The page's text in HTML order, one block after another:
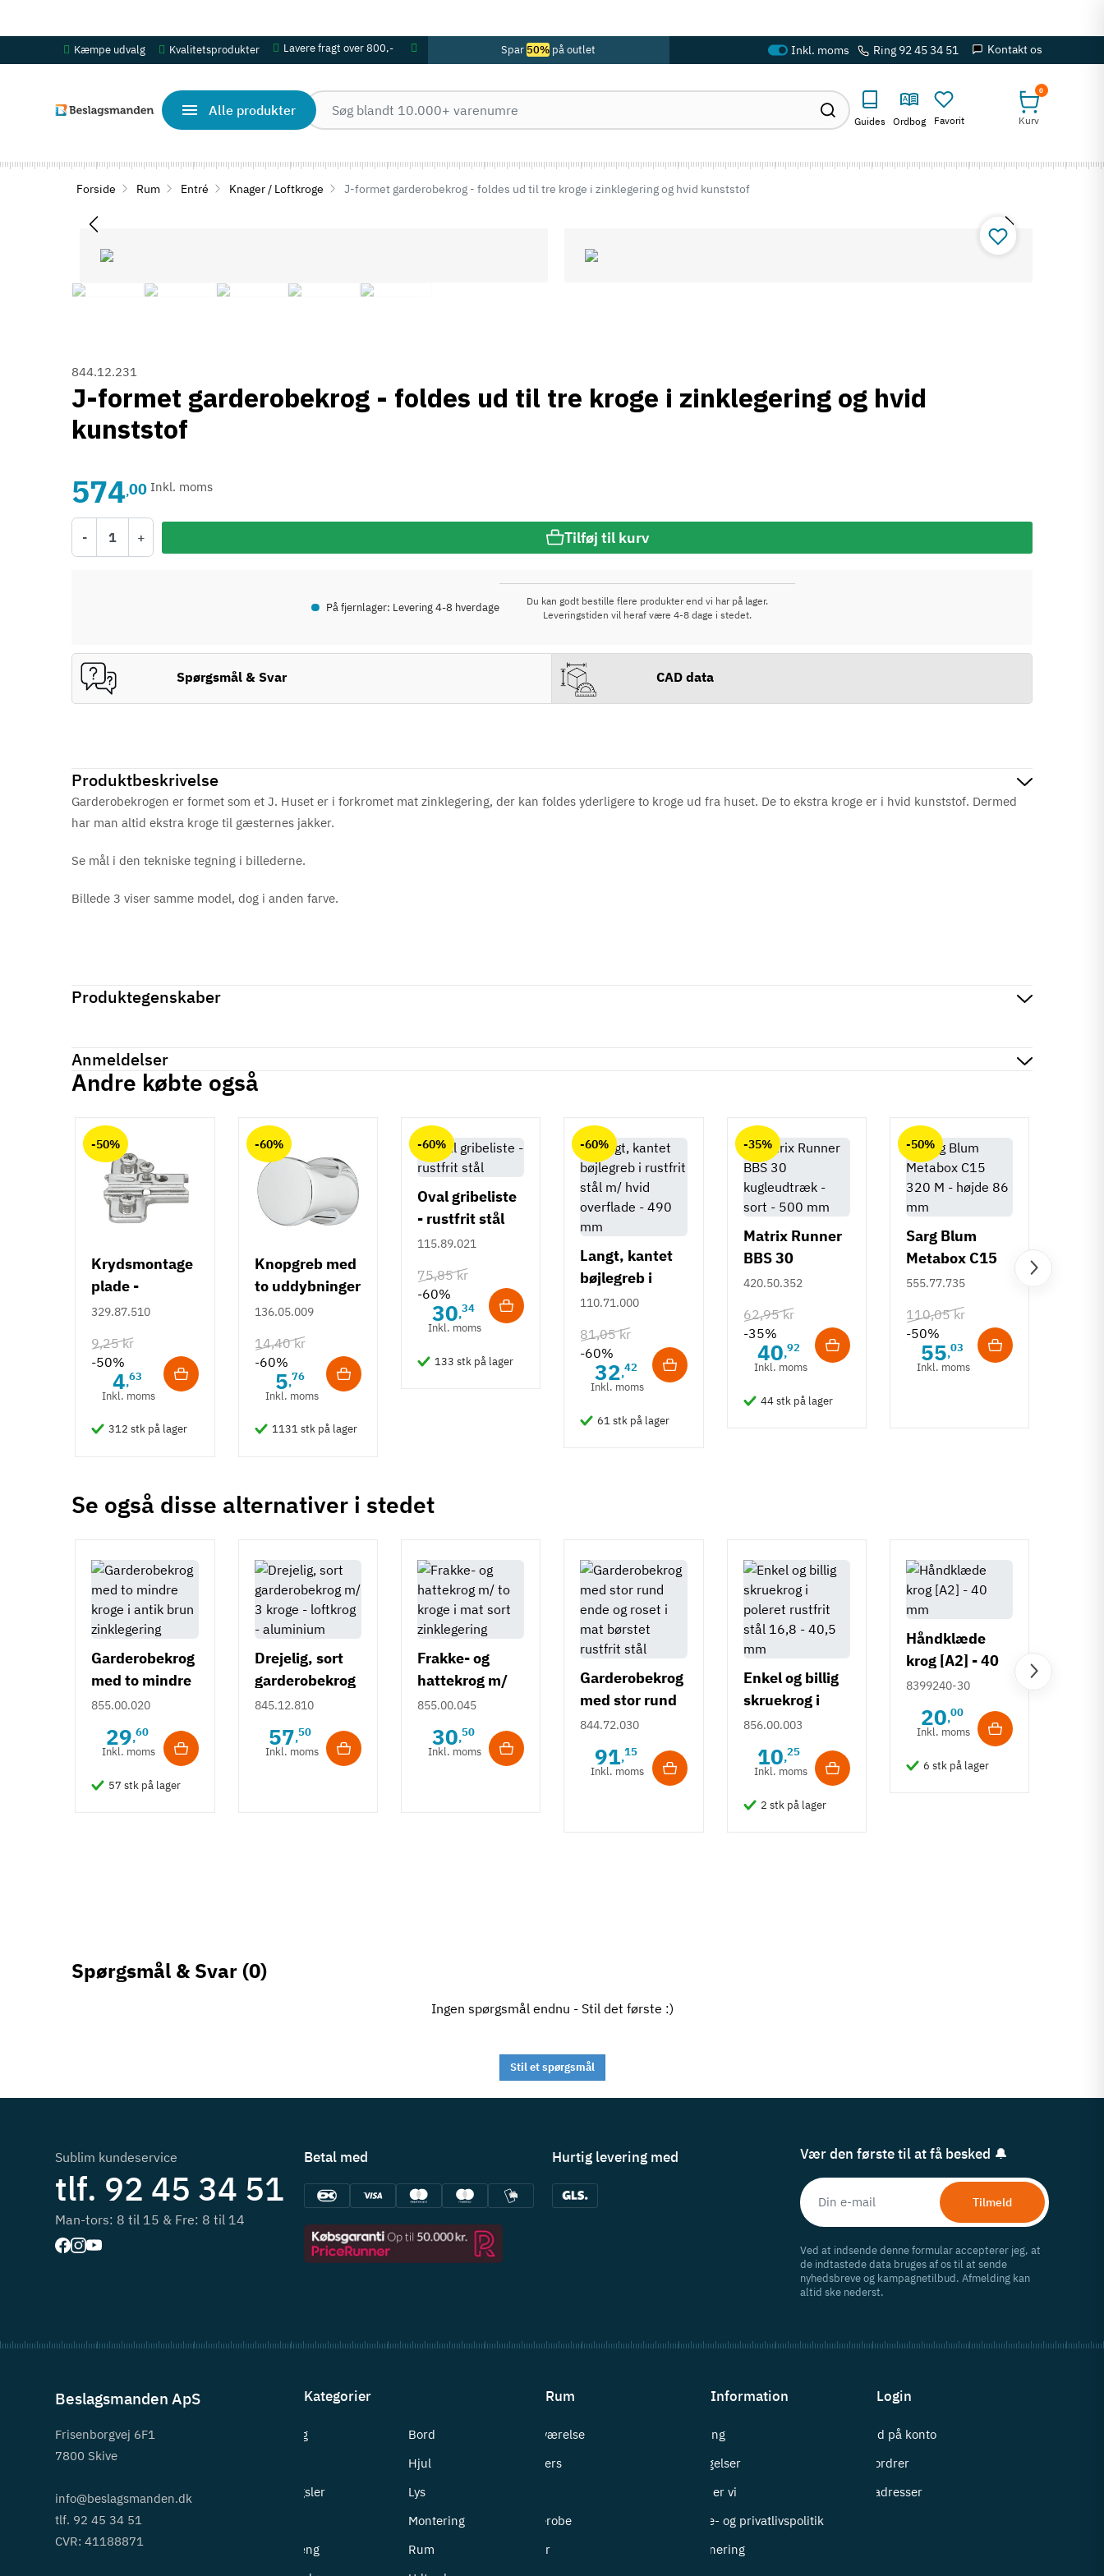
Kæmpe udvalg Kvalitetsprodukter Lavere fragt over 800,- Spar 50% på outlet Ring 92 45 34 51 Kontakt os
Alle produkter
Guides Ordbog Favorit
0
Kurv
Forside Rum Entré Knager / Loftkroge J-formet garderobekrog - foldes ud til tre kroge i zinklegering og hvid kunststof
Produktbeskrivelse
Garderobekrogen er formet som et J. Huset er i forkromet mat zinklegering, der kan foldes yderligere to kroge ud fra huset. De to ekstra kroge er i hvid kunststof. Dermed
har man altid ekstra kroge til gæsternes jakker.
Se mål i den tekniske tegning i billederne.
Billede 3 viser samme model, dog i anden farve.
Produktegenskaber
Produktinformation
Kunststof
Zinklegering
Overflade
Forkromet
Krom
Model
Sammenfoldlige kroge
Tilstand Ny
Anmeldelser
844.12.231
J-formet garderobekrog - foldes ud til tre kroge i zinklegering og hvid
kunststof
574,00 Inkl. moms
- + Tilføj til kurv
• På fjernlager: Levering 4-8 hverdage
Du kan godt bestille flere produkter end vi har på lager.
Leveringstiden vil heraf være 4-8 dage i stedet.
Spørgsmål & Svar CAD data
Andre købte også
-50%
Krydsmontage
plade -
Duomatic SL -
329.87.510
9,25 kr
-50%
4,63
Inkl. moms
312 stk på lager
-60%
Knopgreb med
to uddybninger
- rustfrit stål
136.05.009
14,40 kr
-60%
5,76
Inkl. moms
1131 stk på lager
-60%
Oval gribeliste
- rustfrit stål
115.89.021
75,85 kr
-60%
30,34
Inkl. moms
133 stk på lager
-60%
Langt, kantet
bøjlegreb i
rustfrit stål m/
- 490 mm
110.71.000
81,05 kr
-60%
32,42
Inkl. moms
61 stk på lager
-35%
Matrix Runner
BBS 30
kugleudtræk -
420.50.352
62,95 kr
-35%
40,92
Inkl. moms
44 stk på lager
-50%
Sarg Blum
Metabox C15
320 M - højde
555.77.735
110,05 kr
-50%
55,03
Inkl. moms
Se også disse alternativer i stedet
Garderobekrog
med to mindre
kroge i antik
zinklegering
855.00.020
29,60
Inkl. moms
57 stk på lager
Drejelig, sort
garderobekrog
m/ 3 kroge -
loftkrog -
aluminium
845.12.810
57,50
Inkl. moms
Frakke- og
hattekrog m/
to kroge i mat
zinklegering
855.00.045
30,50
Inkl. moms
Garderobekrog
med stor rund
ende og roset i
mat børstet
rustfrit stål
844.72.030
91,15
Inkl. moms
Enkel og billig
skruekrog i
poleret rustfrit
stål 16,8 - 40,5
mm
856.00.003
10,25
Inkl. moms
2 stk på lager
Håndklæde
krog [A2] - 40
mm
8399240-30
20,00
Inkl. moms
6 stk på lager
Spørgsmål & Svar(0)
Ingen spørgsmål endnu - Stil det første :)
Stil et spørgsmål
Sublim kundeservice
tlf. 92 45 34 51
Man-tors: 8 til 15 & Fre: 8 til 14
Betal med Hurtig levering med Vær den første til at få besked 🔔
Tilmeld
Ved at indsende denne formular accepterer jeg, at
de indtastede data bruges af os til at sende
nyhedsbreve og kampagnetilbud. Afmelding kan
altid ske nederst.
Beslagsmanden ApS
Frisenborgvej 6F1
7800 Skive
info@beslagsmanden.dk
tlf. 92 45 34 51
CVR: 41188871
Kategorier
Beslag
Bord
Hjul
Hængsler
Lys
Montering
Ophæng
Rum
Rum
Badeværelse
Bryggers
Garderobe
Kontor
Information
Levering
Betingelser
Hvem er vi
Cookie- og privatlivspolitik
Returnering
Login
Log ind på konto
Mine ordrer
Mine adresser